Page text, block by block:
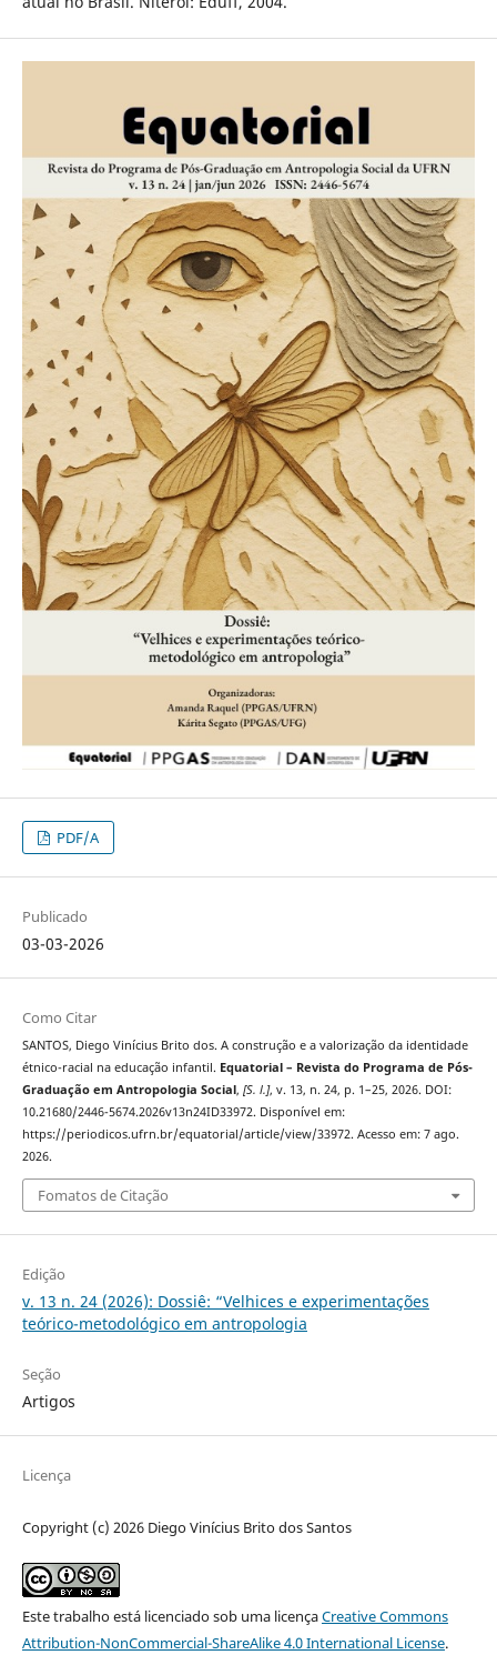
PDF/A
Publicado
03-03-2026
Como Citar
SANTOS, Diego Vinícius Brito dos. A construção e a valorização da identidade
étnico-racial na educação infantil. Equatorial – Revista do Programa de Pós-
Graduação em Antropologia Social, [S. l.], v. 13, n. 24, p. 1–25, 2026. DOI:
10.21680/2446-5674.2026v13n24ID33972. Disponível em:
https://periodicos.ufrn.br/equatorial/article/view/33972. Acesso em: 7 ago.
2026.
Fomatos de Citação
Edição
v. 13 n. 24 (2026): Dossiê: “Velhices e experimentações
teórico-metodológico em antropologia
Seção
Artigos
Licença
Copyright (c) 2026 Diego Vinícius Brito dos Santos
Este trabalho está licenciado sob uma licençaCreative Commons
Attribution-NonCommercial-ShareAlike 4.0 International License.